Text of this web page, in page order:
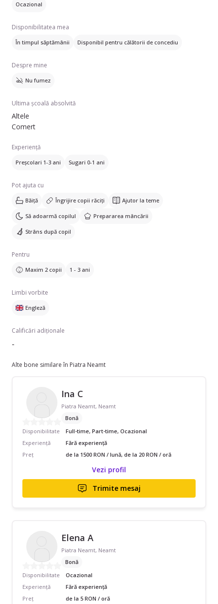
Ocazional
Disponibilitatea mea
În timpul săptămânii Disponibil pentru călătorii de concediu
Despre mine
Nu fumez
Ultima școală absolvită
Altele
Comert
Experiență
Preșcolari 1-3 ani Sugari 0-1 ani
Pot ajuta cu
Băiță Îngrijire copii răciți Ajutor la teme
Să adoarmă copilul Prepararea mâncării
Strâns după copil
Pentru
Maxim 2 copii 1 - 3 ani
Limbi vorbite
Engleză
Calificări adiționale
-
Alte bone similare în Piatra Neamt
Ina C
Piatra Neamt, Neamt
Bonă
Disponibilitate
Full-time, Part-time, Ocazional
Experiență
Fără experiență
Preț
de la 1500 RON / lună, de la 20 RON / oră
Vezi profil
Trimite mesaj
Elena A
Piatra Neamt, Neamt
Bonă
Disponibilitate
Ocazional
Experiență
Fără experiență
Preț
de la 5 RON / oră